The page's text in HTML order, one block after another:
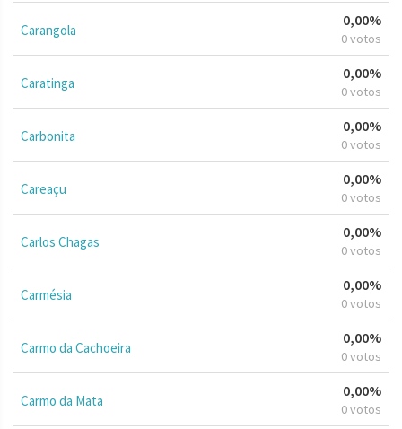
Carangola
0,00%
0 votos
Caratinga
0,00%
0 votos
Carbonita
0,00%
0 votos
Careaçu
0,00%
0 votos
Carlos Chagas
0,00%
0 votos
Carmésia
0,00%
0 votos
Carmo da Cachoeira
0,00%
0 votos
Carmo da Mata
0,00%
0 votos